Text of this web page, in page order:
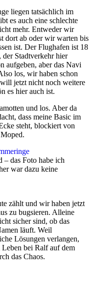
liegen tatsächlich im
es auch eine schlechte
mehr. Entweder wir
dort ab oder wir warten bis
ist. Der Flughafen ist 18
der Stadtverkehr hier
aufgeben, aber das Navi
los, wir haben schon
jetzt nicht noch weitere
es hier auch ist.
und los. Aber da
dass meine Basic im
steht, blockiert von
– das Foto habe ich
war dazu keine
zählt und wir haben jetzt
zu bugsieren. Alleine
sicher sind, ob das
läuft. Weil
Lösungen verlangen,
bei Ralf auf dem
das Chaos.